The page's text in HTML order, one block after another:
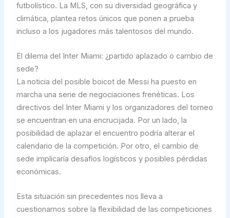
futbolístico. La MLS, con su diversidad geográfica y
climática, plantea retos únicos que ponen a prueba
incluso a los jugadores más talentosos del mundo.
El dilema del Inter Miami: ¿partido aplazado o cambio de
sede?
La noticia del posible boicot de Messi ha puesto en
marcha una serie de negociaciones frenéticas. Los
directivos del Inter Miami y los organizadores del torneo
se encuentran en una encrucijada. Por un lado, la
posibilidad de aplazar el encuentro podría alterar el
calendario de la competición. Por otro, el cambio de
sede implicaría desafíos logísticos y posibles pérdidas
económicas.
Esta situación sin precedentes nos lleva a
cuestionarnos sobre la flexibilidad de las competiciones